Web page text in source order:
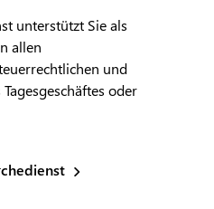
unterstützt Sie als
allen
und
oder